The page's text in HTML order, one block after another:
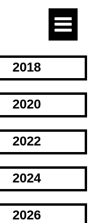
2018
2020
2022
2024
2026